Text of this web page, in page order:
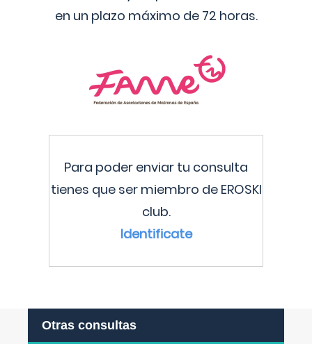
en un plazo máximo de 72 horas.
Para poder enviar tu consulta
tienes que ser miembro de EROSKI
club.
Identificate
Otras consultas